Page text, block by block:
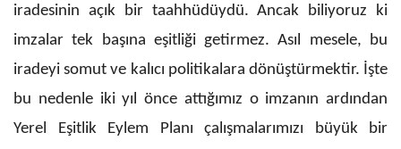
iradesinin açık bir taahhüdüydü. Ancak biliyoruz ki
imzalar tek başına eşitliği getirmez. Asıl mesele, bu
iradeyi somut ve kalıcı politikalara dönüştürmektir. İşte
bu nedenle iki yıl önce attığımız o imzanın ardından
Yerel Eşitlik Eylem Planı çalışmalarımızı büyük bir